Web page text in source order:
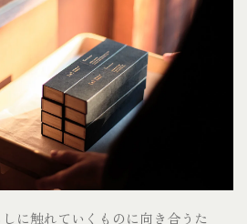
に触れていくものに向き合うた